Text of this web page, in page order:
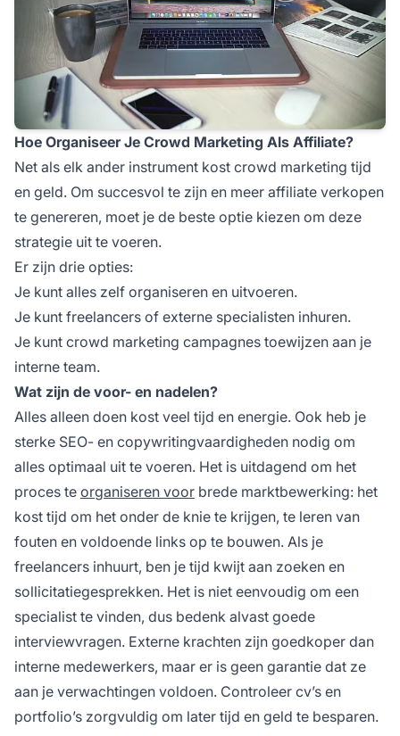
Hoe Organiseer Je Crowd Marketing Als Affiliate?
Net als elk ander instrument kost crowd marketing tijd
en geld. Om succesvol te zijn en meer affiliate verkopen
te genereren, moet je de beste optie kiezen om deze
strategie uit te voeren.
Er zijn drie opties:
Je kunt alles zelf organiseren en uitvoeren.
Je kunt freelancers of externe specialisten inhuren.
Je kunt crowd marketing campagnes toewijzen aan je
interne team.
Wat zijn de voor- en nadelen?
Alles alleen doen kost veel tijd en energie. Ook heb je
sterke SEO- en copywritingvaardigheden nodig om
alles optimaal uit te voeren. Het is uitdagend om het
proces te organiseren voor brede marktbewerking: het
kost tijd om het onder de knie te krijgen, te leren van
fouten en voldoende links op te bouwen. Als je
freelancers inhuurt, ben je tijd kwijt aan zoeken en
sollicitatiegesprekken. Het is niet eenvoudig om een
specialist te vinden, dus bedenk alvast goede
interviewvragen. Externe krachten zijn goedkoper dan
interne medewerkers, maar er is geen garantie dat ze
aan je verwachtingen voldoen. Controleer cv’s en
portfolio’s zorgvuldig om later tijd en geld te besparen.